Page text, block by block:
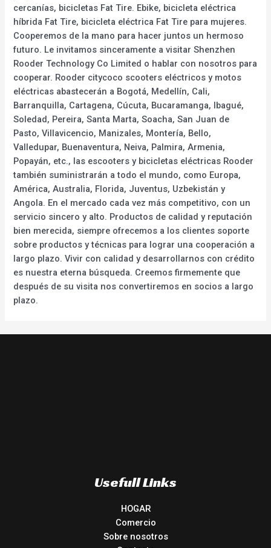
cercanías, bicicletas Fat Tire. Ebike, bicicleta eléctrica
híbrida Fat Tire, bicicleta eléctrica Fat Tire para mujeres.
Cooperemos de la mano para hacer juntos un hermoso
futuro. Le invitamos sinceramente a visitar Shenzhen
Rooder Technology Co Limited o hablar con nosotros para
cooperar. Rooder citycoco scooters eléctricos y motos
eléctricas abastecerán a Bogotá, Medellín, Cali,
Barranquilla, Cartagena, Cúcuta, Bucaramanga, Ibagué,
Soledad, Pereira, Santa Marta, Soacha, San Juan de
Pasto, Villavicencio, Manizales, Montería, Bello,
Valledupar, Buenaventura, Neiva, Palmira, Armenia,
Popayán, etc., las escooters y bicicletas eléctricas Rooder
también suministrarán a todo el mundo, como Europa,
América, Australia, Florida, Juventus, Uzbekistán y
Angola. En el mercado cada vez más competitivo, con un
servicio sincero y alto. Productos de calidad y reputación
bien merecida, siempre ofrecemos a los clientes soporte
sobre productos y técnicas para lograr una cooperación a
largo plazo. Vivir con calidad y desarrollarnos con crédito
es nuestra eterna búsqueda. Creemos firmemente que
después de su visita nos convertiremos en socios a largo
plazo.
Usefull Links
HOGAR
Comercio
Sobre nosotros